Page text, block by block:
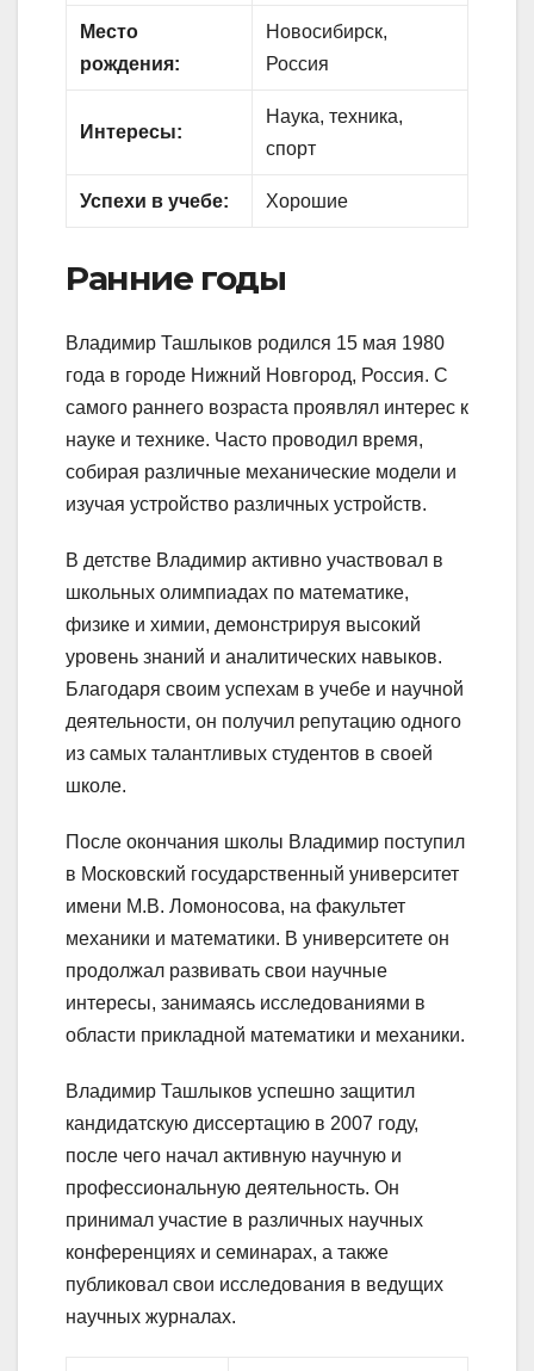
Место
рождения:
Новосибирск,
Россия
Интересы:
Наука, техника,
спорт
Успехи в учебе: Хорошие
Ранние годы
Владимир Ташлыков родился 15 мая 1980
года в городе Нижний Новгород, Россия. С
самого раннего возраста проявлял интерес к
науке и технике. Часто проводил время,
собирая различные механические модели и
изучая устройство различных устройств.
В детстве Владимир активно участвовал в
школьных олимпиадах по математике,
физике и химии, демонстрируя высокий
уровень знаний и аналитических навыков.
Благодаря своим успехам в учебе и научной
деятельности, он получил репутацию одного
из самых талантливых студентов в своей
школе.
После окончания школы Владимир поступил
в Московский государственный университет
имени М.В. Ломоносова, на факультет
механики и математики. В университете он
продолжал развивать свои научные
интересы, занимаясь исследованиями в
области прикладной математики и механики.
Владимир Ташлыков успешно защитил
кандидатскую диссертацию в 2007 году,
после чего начал активную научную и
профессиональную деятельность. Он
принимал участие в различных научных
конференциях и семинарах, а также
публиковал свои исследования в ведущих
научных журналах.